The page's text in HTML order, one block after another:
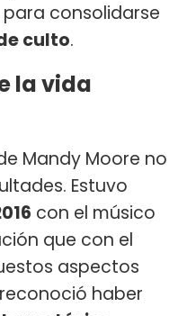
consolidarse
culto.
la vida
Mandy Moore no
Estuvo
con el músico
que con el
aspectos
haber